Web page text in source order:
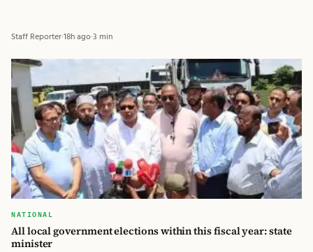
Staff Reporter·18h ago·3 min
NATIONAL
All local government elections within this fiscal year: state
minister